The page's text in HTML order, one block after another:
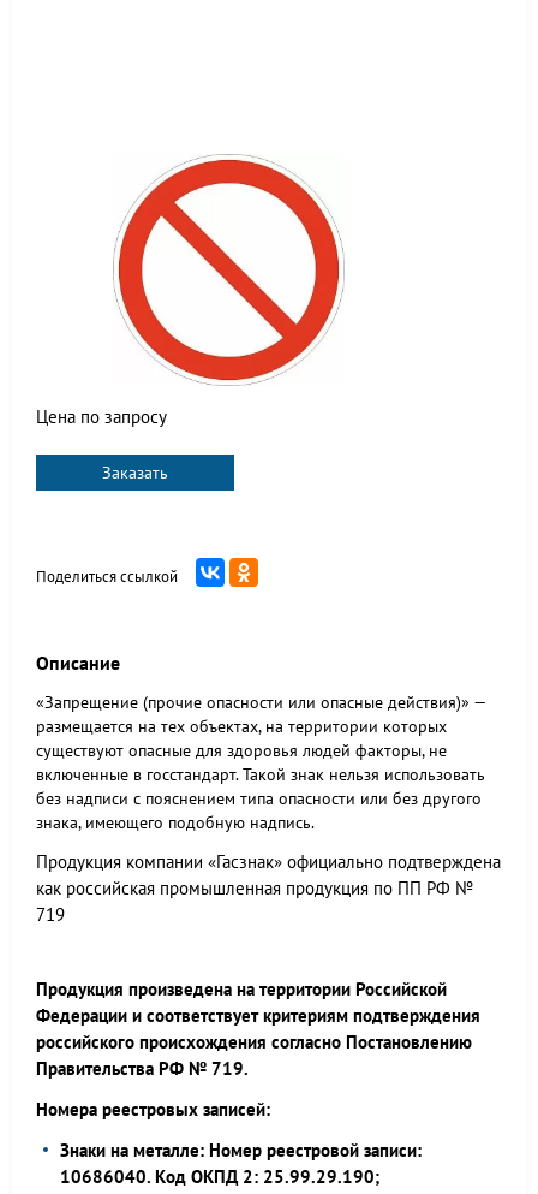
Цена по запросу
Заказать
Поделиться ссылкой
Описание
«Запрещение (прочие опасности или опасные действия)» —
размещается на тех объектах, на территории которых
существуют опасные для здоровья людей факторы, не
включенные в госстандарт. Такой знак нельзя использовать
без надписи с пояснением типа опасности или без другого
знака, имеющего подобную надпись.
Продукция компании «Гасзнак» официально подтверждена
как российская промышленная продукция по ПП РФ №
719
Продукция произведена на территории Российской
Федерации и соответствует критериям подтверждения
российского происхождения согласно Постановлению
Правительства РФ № 719.
Номера реестровых записей:
Знаки на металле: Номер реестровой записи:
10686040. Код ОКПД 2: 25.99.29.190;